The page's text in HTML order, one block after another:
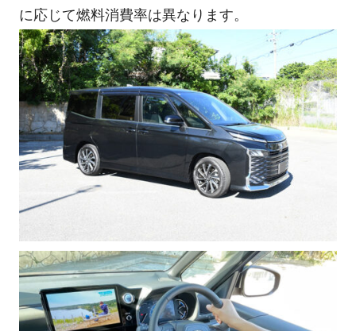
に応じて燃料消費率は異なります。